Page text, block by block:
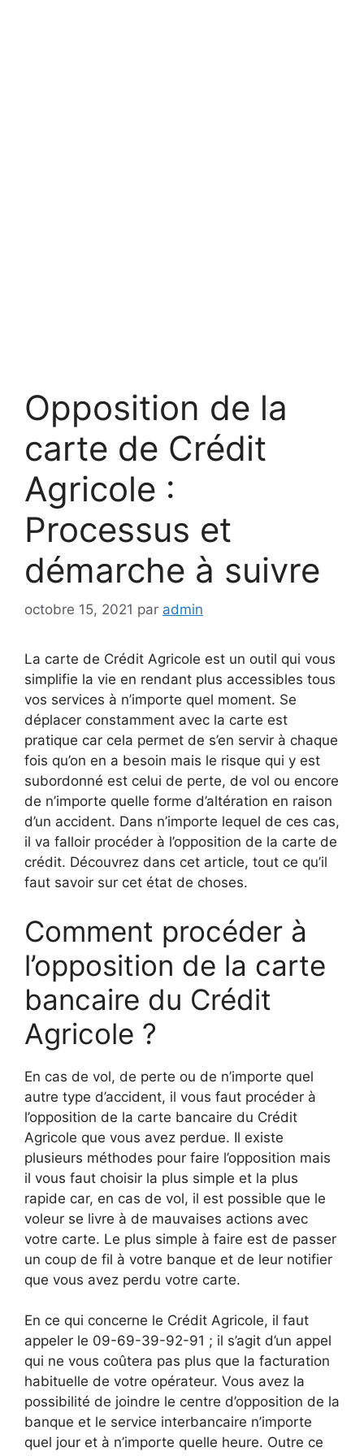
Opposition de la
carte de Crédit
Agricole :
Processus et
démarche à suivre
octobre 15, 2021 par admin
La carte de Crédit Agricole est un outil qui vous
simplifie la vie en rendant plus accessibles tous
vos services à n’importe quel moment. Se
déplacer constamment avec la carte est
pratique car cela permet de s’en servir à chaque
fois qu’on en a besoin mais le risque qui y est
subordonné est celui de perte, de vol ou encore
de n’importe quelle forme d’altération en raison
d’un accident. Dans n’importe lequel de ces cas,
il va falloir procéder à l’opposition de la carte de
crédit. Découvrez dans cet article, tout ce qu’il
faut savoir sur cet état de choses.
Comment procéder à
l’opposition de la carte
bancaire du Crédit
Agricole ?
En cas de vol, de perte ou de n’importe quel
autre type d’accident, il vous faut procéder à
l’opposition de la carte bancaire du Crédit
Agricole que vous avez perdue. Il existe
plusieurs méthodes pour faire l’opposition mais
il vous faut choisir la plus simple et la plus
rapide car, en cas de vol, il est possible que le
voleur se livre à de mauvaises actions avec
votre carte. Le plus simple à faire est de passer
un coup de fil à votre banque et de leur notifier
que vous avez perdu votre carte.
En ce qui concerne le Crédit Agricole, il faut
appeler le 09-69-39-92-91 ; il s’agit d’un appel
qui ne vous coûtera pas plus que la facturation
habituelle de votre opérateur. Vous avez la
possibilité de joindre le centre d’opposition de la
banque et le service interbancaire n’importe
quel jour et à n’importe quelle heure. Outre ce